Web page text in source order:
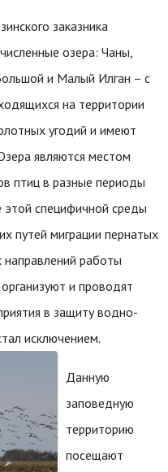
заказника
озера: Чаны,
и Малый Илган – с
на территории
угодий и имеют
являются местом
птиц в разные периоды
этой специфичной среды
путей миграции пернатых
направлений работы
и проводят
в защиту водно-
исключением.
Данную
заповедную
территорию
посещают